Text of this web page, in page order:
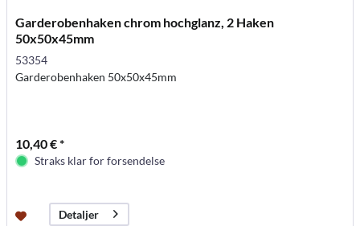
Garderobenhaken chrom hochglanz, 2 Haken
50x50x45mm
53354
Garderobenhaken 50x50x45mm
10,40 € *
Straks klar for forsendelse
Detaljer